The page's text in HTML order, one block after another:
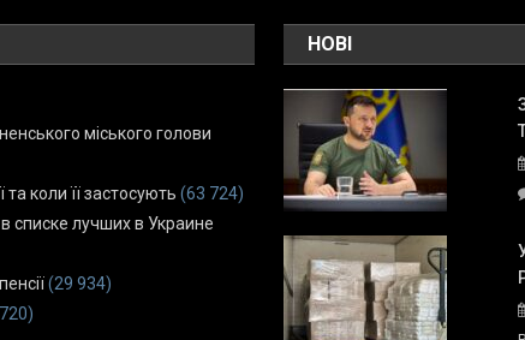
міського голови
коли її застосують (63 724)
списке лучших в Украине
(29 934)
НОВІ